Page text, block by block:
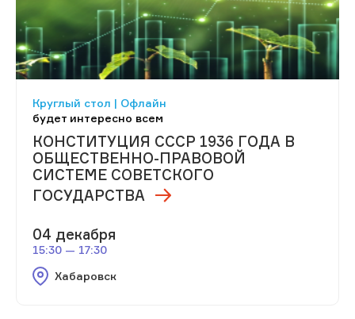
Круглый стол | Офлайн
будет интересно всем
КОНСТИТУЦИЯ СССР 1936 ГОДА В
ОБЩЕСТВЕННО-ПРАВОВОЙ
СИСТЕМЕ СОВЕТСКОГО
ГОСУДАРСТВА
04 декабря
15:30 — 17:30
Хабаровск